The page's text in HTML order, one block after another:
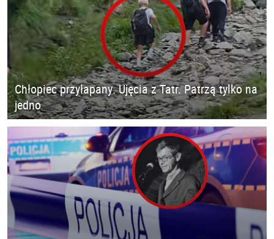
Chłopiec przyłapany. Ujęcia z Tatr. Patrzą tylko na
jedno